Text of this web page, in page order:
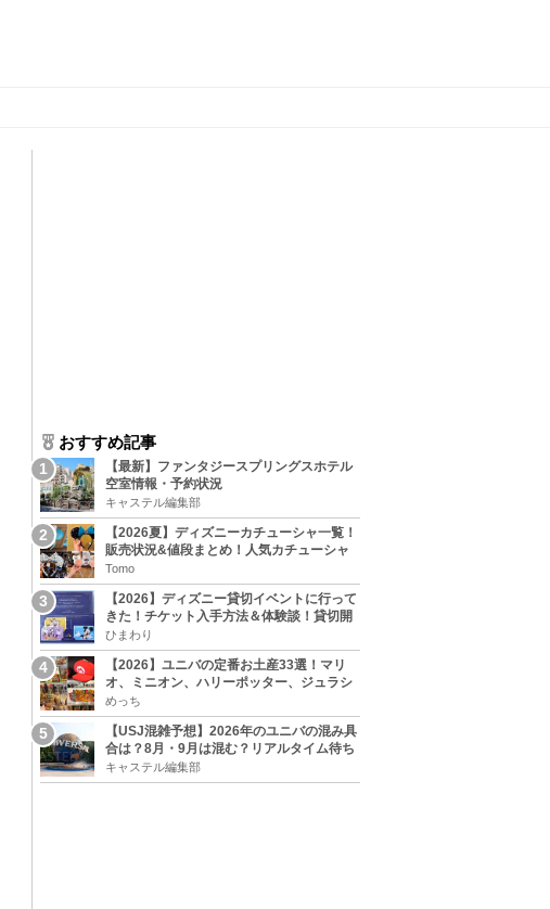
おすすめ記事
【最新】ファンタジースプリングスホテル
空室情報・予約状況
キャステル編集部
【2026夏】ディズニーカチューシャ一覧！
販売状況&値段まとめ！人気カチューシャ
をチェック
Tomo
【2026】ディズニー貸切イベントに行って
きた！チケット入手方法＆体験談！貸切開
催日程まとめ！
ひまわり
【2026】ユニバの定番お土産33選！マリ
オ、ミニオン、ハリーポッター、ジュラシ
ックパーク、セサミ、SINGなどのグッズ情
報
めっち
【USJ混雑予想】2026年のユニバの混み具
合は？8月・9月は混む？リアルタイム待ち
時間アプリも
キャステル編集部